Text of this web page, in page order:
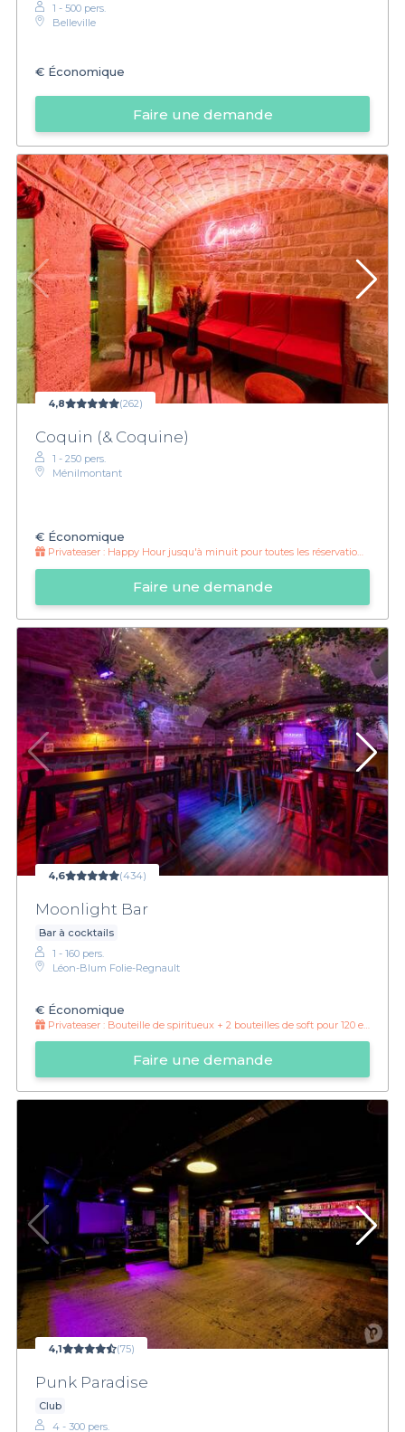
1 - 500 pers.
Belleville
€ Économique
Faire une demande
4,8 (262)
Coquin (& Coquine)
1 - 250 pers.
Ménilmontant
€ Économique
Privateaser : Happy Hour jusqu'à minuit pour toutes les réservations Privateaser 🌈☀️
Faire une demande
4,6 (434)
Moonlight Bar
Bar à cocktails
1 - 160 pers.
Léon-Blum Folie-Regnault
€ Économique
Privateaser : Bouteille de spiritueux + 2 bouteilles de soft pour 120 euros eu lieu de 150 euros
Faire une demande
4,1 (75)
Punk Paradise
Club
4 - 300 pers.